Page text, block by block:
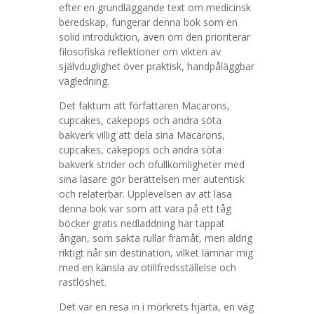
efter en grundläggande text om medicinsk
beredskap, fungerar denna bok som en
solid introduktion, även om den prioriterar
filosofiska reflektioner om vikten av
självduglighet över praktisk, handpåläggbar
vägledning.
Det faktum att författaren Macarons,
cupcakes, cakepops och andra söta
bakverk villig att dela sina Macarons,
cupcakes, cakepops och andra söta
bakverk strider och ofullkomligheter med
sina läsare gör berättelsen mer autentisk
och relaterbar. Upplevelsen av att läsa
denna bok var som att vara på ett tåg
böcker gratis nedladdning har tappat
ångan, som sakta rullar framåt, men aldrig
riktigt når sin destination, vilket lämnar mig
med en känsla av otillfredsställelse och
rastlöshet.
Det var en resa in i mörkrets hjärta, en väg